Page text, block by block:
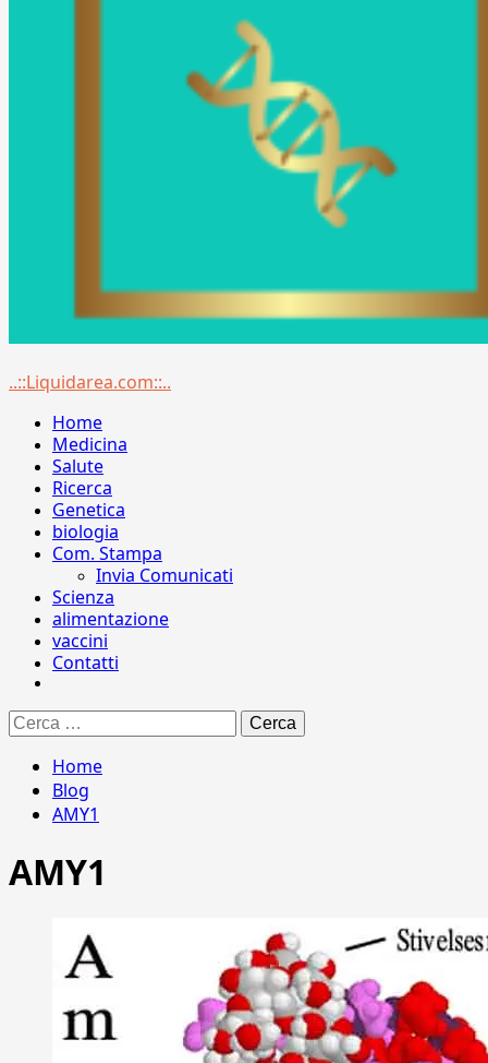
Menu
..::Liquidarea.com::..
Home
Medicina
Salute
Ricerca
Genetica
biologia
Com. Stampa
Invia Comunicati
Scienza
alimentazione
vaccini
Contatti
Ricerca
per:
Home
Blog
AMY1
AMY1